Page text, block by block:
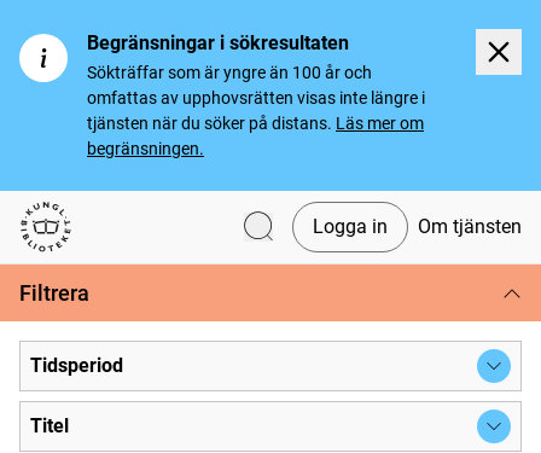
Begränsningar i sökresultaten
Sökträffar som är yngre än 100 år och
omfattas av upphovsrätten visas inte längre i
tjänsten när du söker på distans. Läs mer om
begränsningen.
Svenska tidningar
Logga in Om tjänsten
Filtrera
Tidsperiod
Titel